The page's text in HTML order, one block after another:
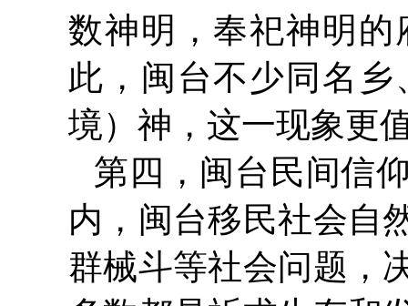
数神明，奉祀神明
此，闽台不少同名
境）神，这一现象更
第四，闽台民间信
内，闽台移民社会自
群械斗等社会问题，